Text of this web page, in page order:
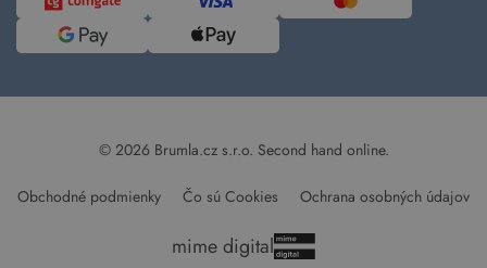
© 2026 Brumla.cz s.r.o. Second hand online.
Obchodné podmienky Čo sú Cookies Ochrana osobných údajov
mime digital